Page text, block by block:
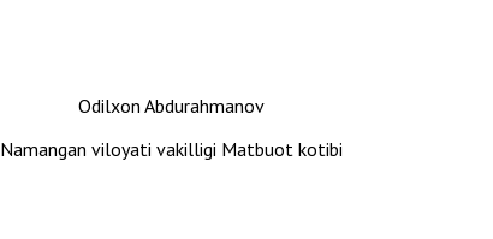
Odilxon Abdurahmanov
Namangan viloyati vakilligi Matbuot kotibi